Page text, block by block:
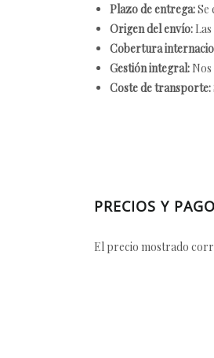
Plazo de entrega:Se
Origen del envío:
Cobertura
Gestión integral:
Coste de transporte:
PRECIOS Y PAGO
El precio mostrado